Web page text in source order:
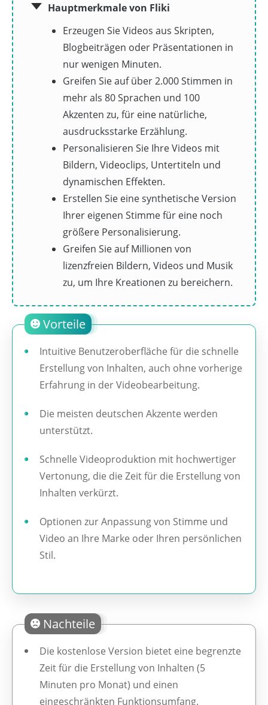
Hauptmerkmale von Fliki
Erzeugen Sie Videos aus Skripten,
Blogbeiträgen oder Präsentationen in
nur wenigen Minuten.
Greifen Sie auf über 2.000 Stimmen in
mehr als 80 Sprachen und 100
Akzenten zu, für eine natürliche,
ausdrucksstarke Erzählung.
Personalisieren Sie Ihre Videos mit
Bildern, Videoclips, Untertiteln und
dynamischen Effekten.
Erstellen Sie eine synthetische Version
Ihrer eigenen Stimme für eine noch
größere Personalisierung.
Greifen Sie auf Millionen von
lizenzfreien Bildern, Videos und Musik
zu, um Ihre Kreationen zu bereichern.
Vorteile
Intuitive Benutzeroberfläche für die schnelle
Erstellung von Inhalten, auch ohne vorherige
Erfahrung in der Videobearbeitung.
Die meisten deutschen Akzente werden
unterstützt.
Schnelle Videoproduktion mit hochwertiger
Vertonung, die die Zeit für die Erstellung von
Inhalten verkürzt.
Optionen zur Anpassung von Stimme und
Video an Ihre Marke oder Ihren persönlichen
Stil.
Nachteile
Die kostenlose Version bietet eine begrenzte
Zeit für die Erstellung von Inhalten (5
Minuten pro Monat) und einen
eingeschränkten Funktionsumfang.